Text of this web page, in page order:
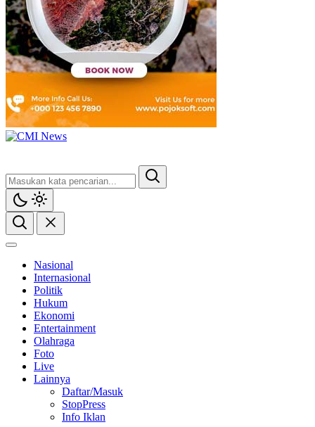
Nasional
Internasional
Politik
Hukum
Ekonomi
Entertainment
Olahraga
Foto
Live
Lainnya
Daftar/Masuk
StopPress
Info Iklan